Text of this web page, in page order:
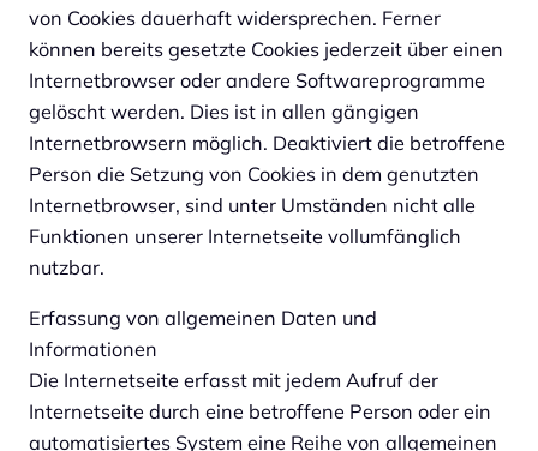
von Cookies dauerhaft widersprechen. Ferner
können bereits gesetzte Cookies jederzeit über einen
Internetbrowser oder andere Softwareprogramme
gelöscht werden. Dies ist in allen gängigen
Internetbrowsern möglich. Deaktiviert die betroffene
Person die Setzung von Cookies in dem genutzten
Internetbrowser, sind unter Umständen nicht alle
Funktionen unserer Internetseite vollumfänglich
nutzbar.
Erfassung von allgemeinen Daten und
Informationen
Die Internetseite erfasst mit jedem Aufruf der
Internetseite durch eine betroffene Person oder ein
automatisiertes System eine Reihe von allgemeinen